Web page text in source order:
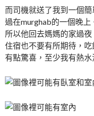
而司機就送了我到一個
過在murghab的一個晚上
所以他回去媽媽的家過
住宿也不要有所期待，
有點驚喜，至少我有熱水